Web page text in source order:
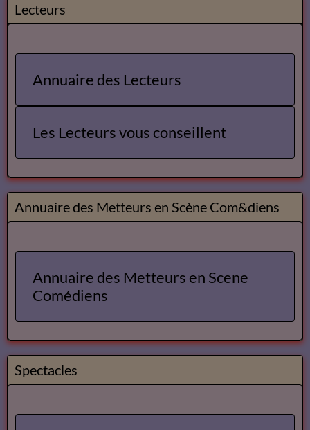
Lecteurs
Annuaire des Lecteurs
Les Lecteurs vous conseillent
Annuaire des Metteurs en Scène Com&diens
Annuaire des Metteurs en Scene
Comédiens
Spectacles